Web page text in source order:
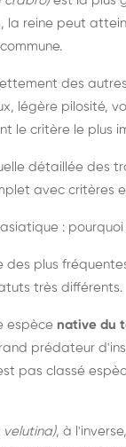
la reine peut
des
légère pilosité,
le critère le plus
détaillée des
avec critères
:
plus
très différents.
espèce native du
prédateur
pas classé
velutina), à